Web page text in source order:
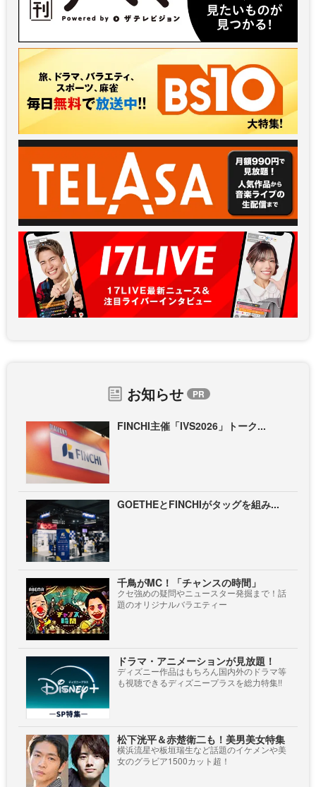
お知らせ
FINCHI主催「IVS2026」トーク...
GOETHEとFINCHIがタッグを組み...
千鳥がMC！「チャンスの時間」
クセ強めの疑問やニュースター発掘まで！話
題のオリジナルバラエティー
ドラマ・アニメーションが見放題！
ディズニー作品はもちろん国内外のドラマ等
も視聴できるディズニープラスを総力特集!!
松下洸平＆赤楚衛二も！美男美女特集
横浜流星や板垣瑞生など話題のイケメンや美
女のグラビア1500カット超！